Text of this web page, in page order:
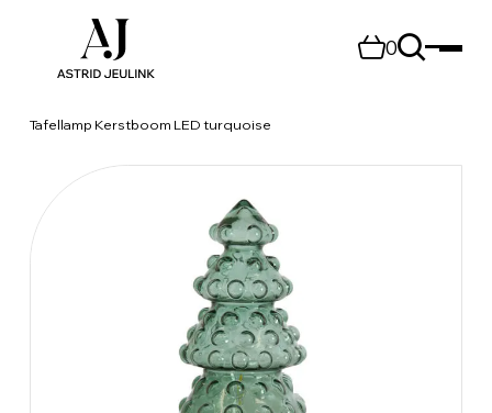
0
Tafellamp Kerstboom LED turquoise